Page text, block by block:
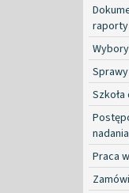
raporty
Wybory
Praca